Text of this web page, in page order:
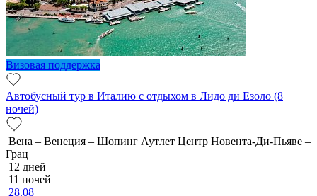
Визовая поддержка
Автобусный тур в Италию с отдыхом в Лидо ди Езоло (8
ночей)
Вена – Венеция – Шопинг Аутлет Центр Новента-Ди-Пьяве –
Грац
12 дней
11 ночей
28.08